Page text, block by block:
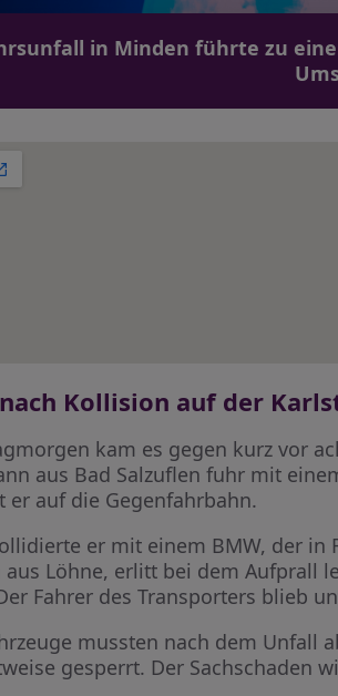
in Minden führte zu
Kollision auf der
kam es gegen kurz vor
aus Bad Salzuflen fuhr mit
er auf die Gegenfahrbahn.
er mit einem BMW, der in
Löhne, erlitt bei dem Aufprall
Fahrer des Transporters blieb
mussten nach dem Unfall
gesperrt. Der Sachschaden